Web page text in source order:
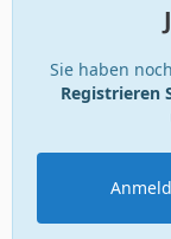
Sie haben
Registrieren